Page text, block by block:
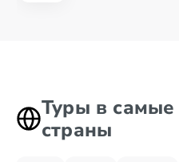
Туры в
страны